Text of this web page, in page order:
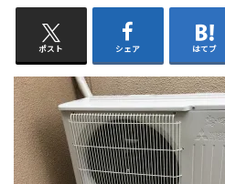
ポスト シェア はてブ